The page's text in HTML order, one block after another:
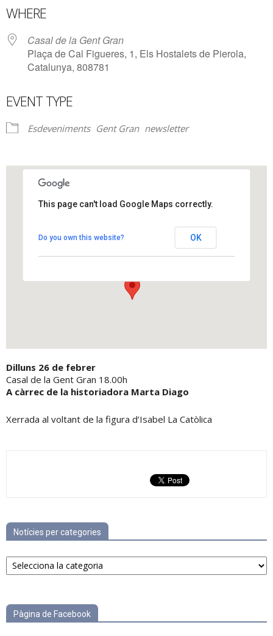
WHERE
Casal de la Gent Gran
Plaça de Cal Figueres, 1, Els Hostalets de Pierola,
Catalunya, 808781
EVENT TYPE
Esdeveniments Gent Gran newsletter
Plaça de Cal Figueres, 1 - Els Hostalets de Pierola
View Events
This page can't load Google Maps correctly.
Do you own this website? OK
Dilluns 26 de febrer
Casal de la Gent Gran 18.00h
A càrrec de la historiadora Marta Diago
Xerrada al voltant de la figura d’Isabel La Catòlica
Notícies per categories
Notícies
per
Pàgina de Facebook